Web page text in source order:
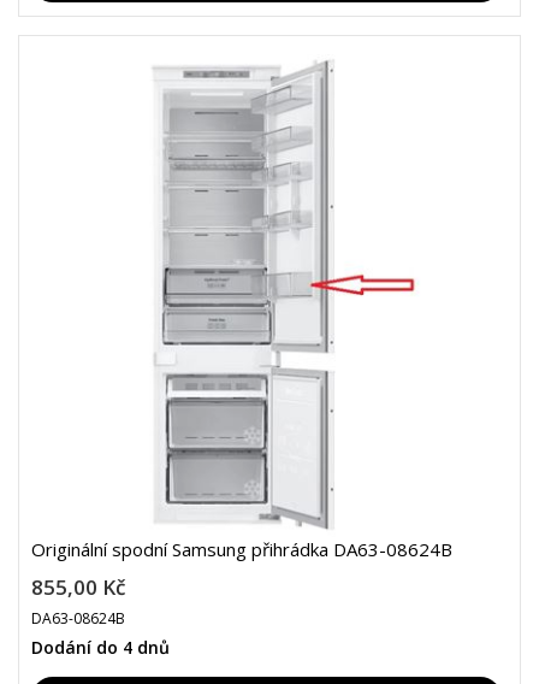
Originální spodní Samsung přihrádka DA63-08624B
855,00 Kč
DA63-08624B
Dodání do 4 dnů